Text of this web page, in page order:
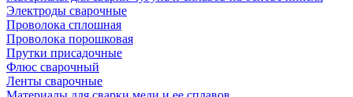
Электроды сварочные
Проволока сплошная
Проволока порошковая
Прутки присадочные
Флюс сварочный
Ленты сварочные